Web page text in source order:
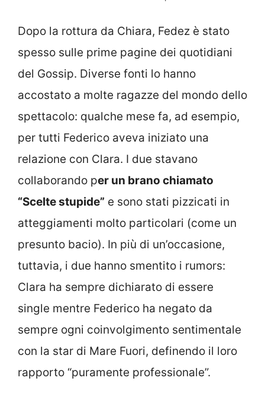
Dopo la rottura da Chiara, Fedez è stato
spesso sulle prime pagine dei quotidiani
del Gossip. Diverse fonti lo hanno
accostato a molte ragazze del mondo dello
spettacolo: qualche mese fa, ad esempio,
per tutti Federico aveva iniziato una
relazione con Clara. I due stavano
collaborando per un brano chiamato
“Scelte stupide” e sono stati pizzicati in
atteggiamenti molto particolari (come un
presunto bacio). In più di un’occasione,
tuttavia, i due hanno smentito i rumors:
Clara ha sempre dichiarato di essere
single mentre Federico ha negato da
sempre ogni coinvolgimento sentimentale
con la star di Mare Fuori, definendo il loro
rapporto “puramente professionale”.